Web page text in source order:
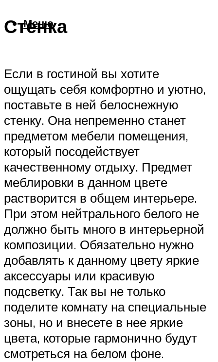
Меню
Стенка
Если в гостиной вы хотите
ощущать себя комфортно и уютно,
поставьте в ней белоснежную
стенку. Она непременно станет
предметом мебели помещения,
который посодействует
качественному отдыху. Предмет
меблировки в данном цвете
растворится в общем интерьере.
При этом нейтрального белого не
должно быть много в интерьерной
композиции. Обязательно нужно
добавлять к данному цвету яркие
аксессуары или красивую
подсветку. Так вы не только
поделите комнату на специальные
зоны, но и внесете в нее яркие
цвета, которые гармонично будут
смотреться на белом фоне.